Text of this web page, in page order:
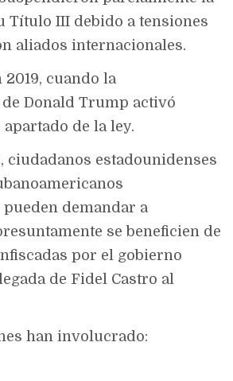
Título III debido a tensiones
aliados internacionales.
cuando la
Donald Trump activó
de la ley.
ciudadanos estadounidenses
demandar a
se beneficien de
por el gobierno
de Fidel Castro al
han involucrado: